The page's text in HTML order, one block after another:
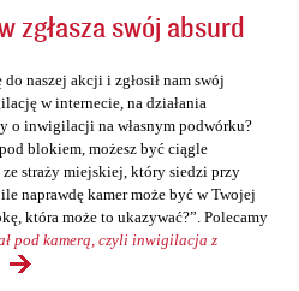
zgłasza swój absurd
naszej akcji i zgłosił nam swój
w internecie, na działania
o inwigilacji na własnym podwórku?
blokiem, możesz być ciągle
ze straży miejskiej, który siedzi przy
naprawdę kamer może być w Twojej
która może to ukazywać?”. Polecamy
pod kamerą, czyli inwigilacja z